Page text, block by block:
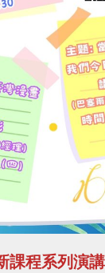
課程系列演講